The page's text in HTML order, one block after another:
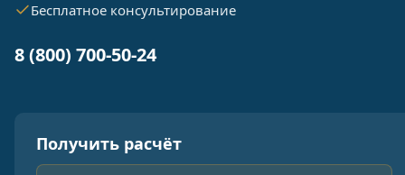
Бесплатное консультирование
8 (800) 700-50-24
Получить расчёт